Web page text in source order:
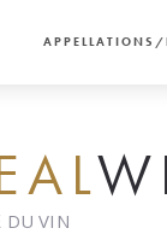
APPELLATIONS/
DU VIN